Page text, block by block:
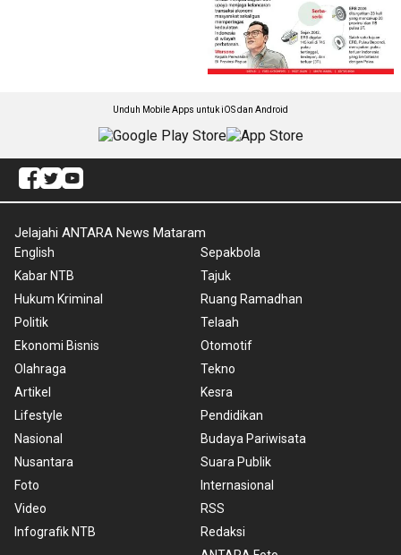
Unduh Mobile Apps untuk iOS dan Android
Jelajahi ANTARA News Mataram
English
Kabar NTB
Hukum Kriminal
Politik
Ekonomi Bisnis
Olahraga
Artikel
Lifestyle
Nasional
Nusantara
Foto
Video
Infografik NTB
Sepakbola
Tajuk
Ruang Ramadhan
Telaah
Otomotif
Tekno
Kesra
Pendidikan
Budaya Pariwisata
Suara Publik
Internasional
RSS
Redaksi